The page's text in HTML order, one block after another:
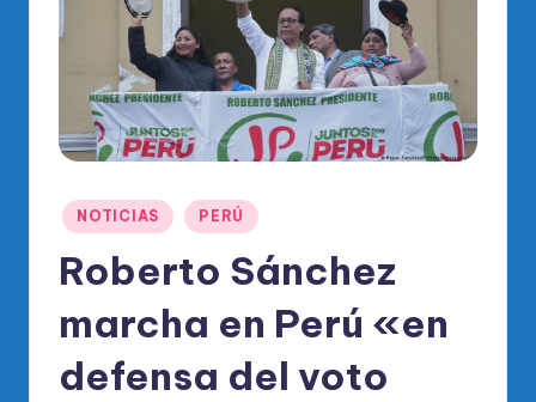
di
O
al
Publicado
en
NOTICIAS PERÚ
Roberto Sánchez
marcha en Perú «en
defensa del voto